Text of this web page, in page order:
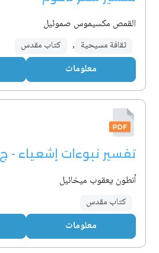
القمص مكسيموس صموئيل
ثقافة مسيحية , كتاب مقدس
معلومات
تفسير نبوءات إشعياء - ج2
أنطون يعقوب ميخائيل
كتاب مقدس
معلومات